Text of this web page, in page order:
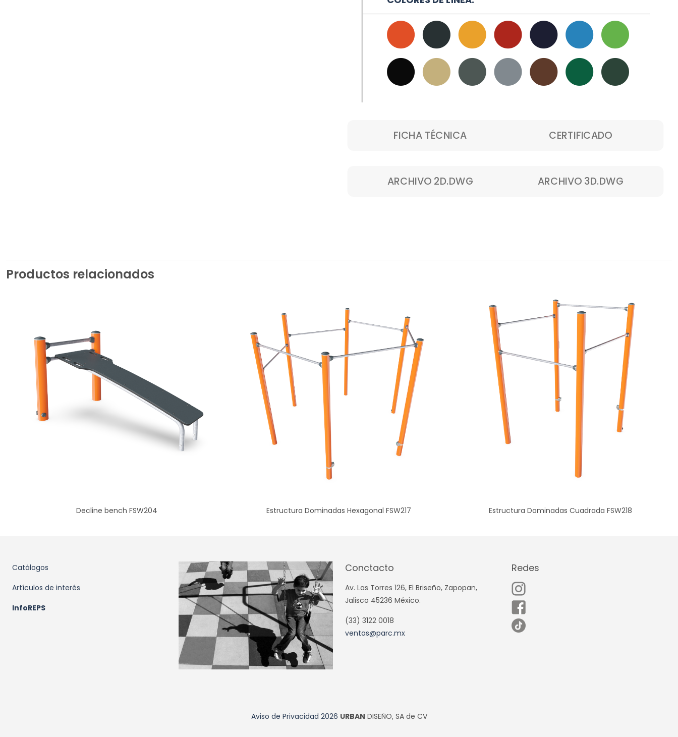
FICHA TÉCNICA CERTIFICADO
ARCHIVO 2D.DWG ARCHIVO 3D.DWG
Productos relacionados
Decline bench FSW204 Estructura Dominadas Hexagonal FSW217 Estructura Dominadas Cuadrada FSW218
Catálogos
Artículos de interés
InfoREPS
Conctacto
Av. Las Torres 126, El Briseño, Zapopan,
Jalisco 45236 México.
(33) 3122 0018
ventas@parc.mx
Redes
Aviso de Privacidad 2026 URBAN DISEÑO, SA de CV